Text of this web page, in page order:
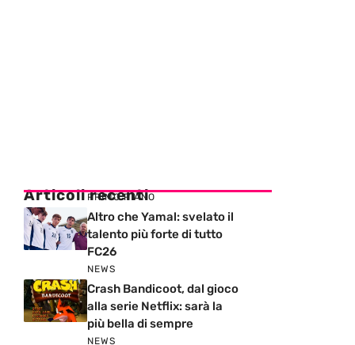
Articoli recenti
PRIMO PIANO
Altro che Yamal: svelato il
talento più forte di tutto
FC26
NEWS
Crash Bandicoot, dal gioco
alla serie Netflix: sarà la
più bella di sempre
NEWS